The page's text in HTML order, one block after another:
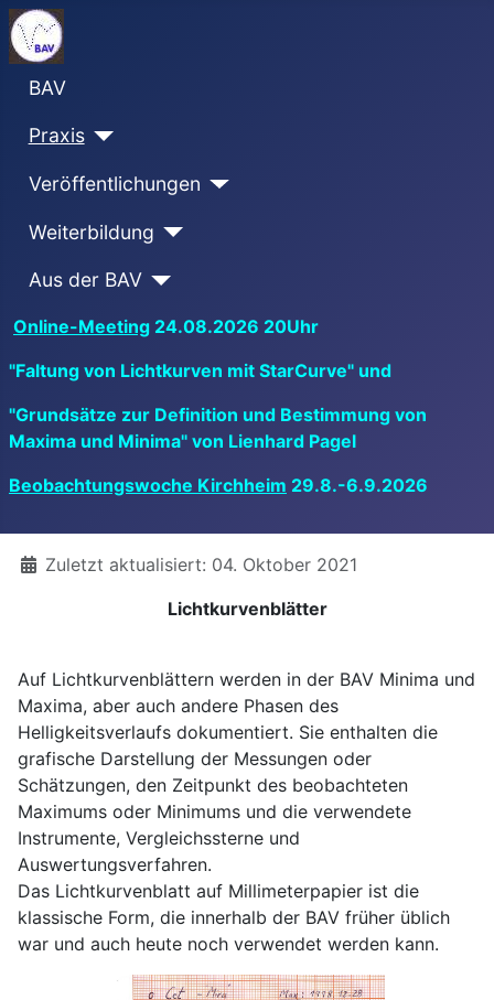
BAV
Praxis
Veröffentlichungen
Weiterbildung
Aus der BAV
Online-Meeting 24.08.2026 20Uhr
"Faltung von Lichtkurven mit StarCurve" und
"Grundsätze zur Definition und Bestimmung von
Maxima und Minima" von Lienhard Pagel
Beobachtungswoche Kirchheim 29.8.-6.9.2026
DetailsZuletzt aktualisiert: 04. Oktober 2021
Lichtkurvenblätter
Auf Lichtkurvenblättern werden in der BAV Minima und
Maxima, aber auch andere Phasen des
Helligkeitsverlaufs dokumentiert. Sie enthalten die
grafische Darstellung der Messungen oder
Schätzungen, den Zeitpunkt des beobachteten
Maximums oder Minimums und die verwendete
Instrumente, Vergleichssterne und
Auswertungsverfahren.
Das Lichtkurvenblatt auf Millimeterpapier ist die
klassische Form, die innerhalb der BAV früher üblich
war und auch heute noch verwendet werden kann.